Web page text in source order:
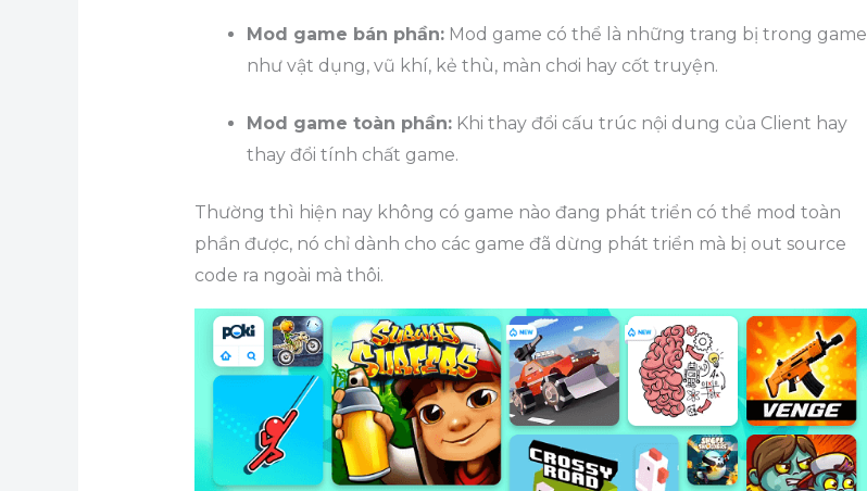
Mod game bán phần:Mod game có thể là những trang bị trong game
như vật dụng, vũ khí, kẻ thù, màn chơi hay cốt truyện.
Mod game toàn phần:Khi thay đổi cấu trúc nội dung của Client hay
thay đổi tính chất game.
Thường thì hiện nay không có game nào đang phát triển có thể mod toàn
phần được, nó chỉ dành cho các game đã dừng phát triển mà bị out source
code ra ngoài mà thôi.